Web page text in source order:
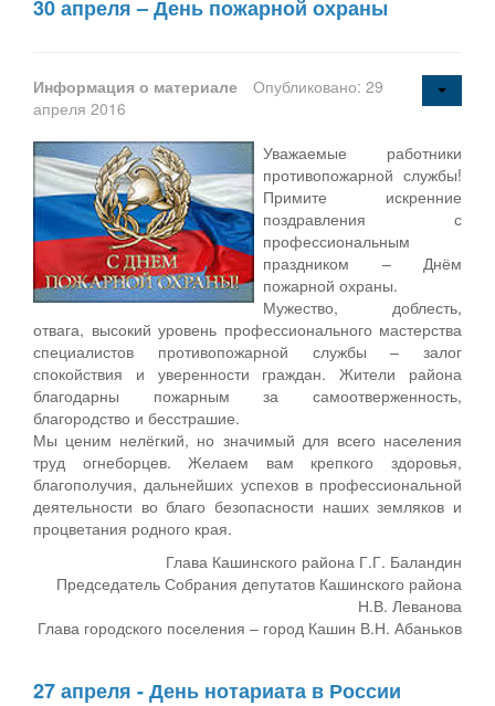
30 апреля – День пожарной охраны
Информация о материале
Опубликовано: 29
апреля 2016
Уважаемые работники
противопожарной службы!
Примите искренние
поздравления с
профессиональным
праздником – Днём
пожарной охраны.
Мужество, доблесть,
отвага, высокий уровень профессионального мастерства
специалистов противопожарной службы – залог
спокойствия и уверенности граждан. Жители района
благодарны пожарным за самоотверженность,
благородство и бесстрашие.
Мы ценим нелёгкий, но значимый для всего населения
труд огнеборцев. Желаем вам крепкого здоровья,
благополучия, дальнейших успехов в профессиональной
деятельности во благо безопасности наших земляков и
процветания родного края.
Глава Кашинского района Г.Г. Баландин
Председатель Собрания депутатов Кашинского района
Н.В. Леванова
Глава городского поселения – город Кашин В.Н. Абаньков
27 апреля - День нотариата в России